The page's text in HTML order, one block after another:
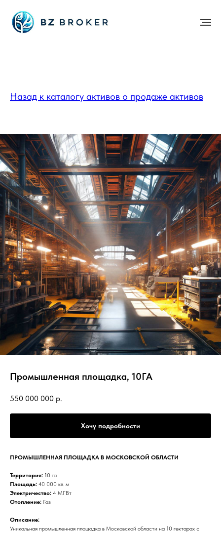
Назад к каталогу активов о продаже активов
Промышленная площадка, 10ГА
550 000 000 р.
Хочу подробности
ПРОМЫШЛЕННАЯ ПЛОЩАДКА В МОСКОВСКОЙ ОБЛАСТИ
Территория: 10 га
Площадь: 40 000 кв. м
Электричество: 4 МГВт
Отопление: Газ
Описание:
Уникальная промышленная площадка в Московской области на 10 гектарах с